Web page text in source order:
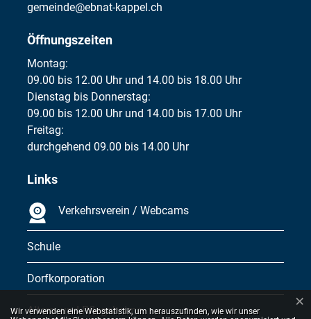
gemeinde@ebnat-kappel.ch
Öffnungszeiten
Montag:
09.00 bis 12.00 Uhr und 14.00 bis 18.00 Uhr
Dienstag bis Donnerstag:
09.00 bis 12.00 Uhr und 14.00 bis 17.00 Uhr
Freitag:
durchgehend 09.00 bis 14.00 Uhr
Links
Verkehrsverein / Webcams
Schule
Dorfkorporation
Alters- und Pflegeheime
Webstatistik
Wir verwenden eine Webstatistik, um herauszufinden, wie wir unser
×